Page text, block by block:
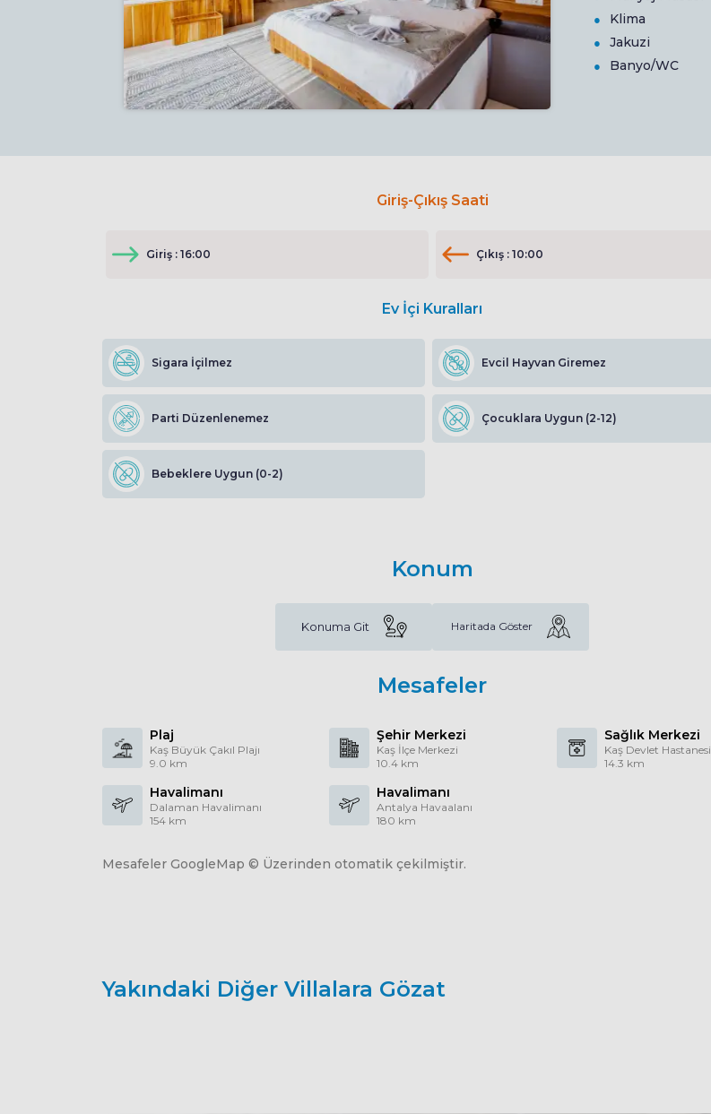
Klima
Jakuzi
Banyo/WC
Giriş-Çıkış Saati
Giriş : 16:00 Çıkış : 10:00
Ev İçi Kuralları
Sigara İçilmez Evcil Hayvan Giremez
Parti Düzenlenemez Çocuklara Uygun (2-12)
Bebeklere Uygun (0-2)
Konum
Konuma Git Haritada Göster
Mesafeler
Plaj
Kaş Büyük Çakıl Plajı
9.0 km
Şehir Merkezi
Kaş İlçe Merkezi
10.4 km
Sağlık Merkezi
Kaş Devlet Hastanesi
14.3 km
Havalimanı
Dalaman Havalimanı
154 km
Havalimanı
Antalya Havaalanı
180 km
Mesafeler GoogleMap © Üzerinden otomatik çekilmiştir.
Yakındaki Diğer Villalara Gözat